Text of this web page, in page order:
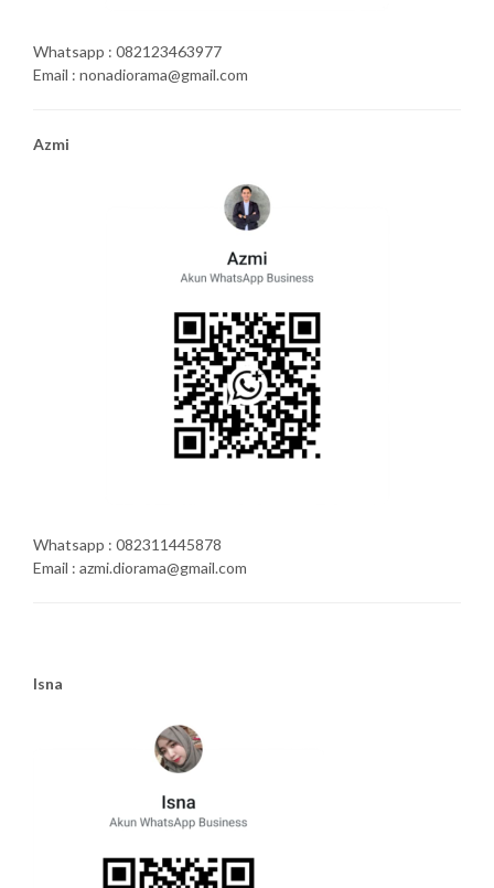
Whatsapp : 082123463977
Email : nonadiorama@gmail.com
Azmi
Whatsapp : 082311445878
Email : azmi.diorama@gmail.com
Isna